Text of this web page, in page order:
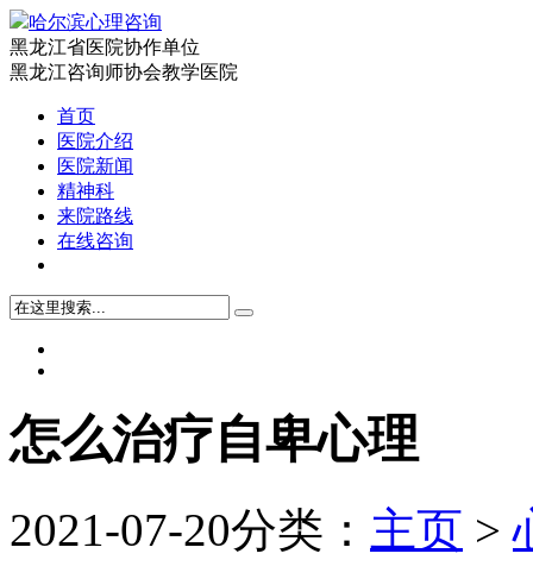
哈尔滨心理咨询
黑龙江省医院协作单位
黑龙江咨询师协会教学医院
首页
医院介绍
医院新闻
精神科
来院路线
在线咨询
怎么治疗自卑心理
2021-07-20分类： 主页 >